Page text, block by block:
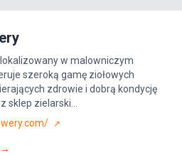
w malowniczym
szeroką gamę ziołowych
zdrowie i dobrą kondycję
sklep zielarski...
↗
→